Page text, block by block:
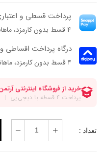
لیسی مدلیه که هم با استایل‌های
کافه، دورهمی و روزهایی که
پرداخت قسطی و
۴ قسط بدون کارمزد، ماهانه ۲٬۴۶۴٬۲۰۰ تومان
درگاه پرداخت اقساطی
۴ قسط بدون کارمزد، ماهانه 2,464,200 تومان
تعداد :